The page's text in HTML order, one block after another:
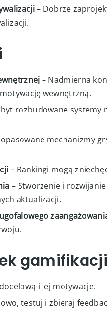
– Grywalizacja
wewnętrzną.
rozbudowane systemy
mechanizmy
– Rankingi mogą
– Stworzenie i rozwijanie